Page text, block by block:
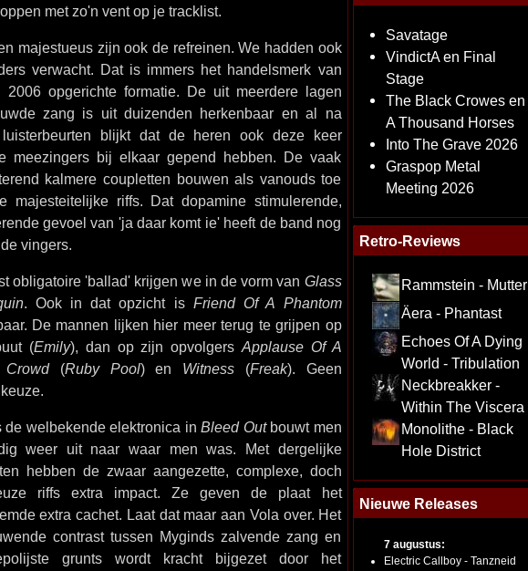
met zo'n vent op je tracklist.
majestueus zijn ook de refreinen. We hadden ook
verwacht. Dat is immers het handelsmerk van
2006 opgerichte formatie. De uit meerdere lagen
zang is uit duizenden herkenbaar en al na
blijkt dat de heren ook deze keer
meezingers bij elkaar gepend hebben. De vaak
kalmere coupletten bouwen als vanouds toe
majesteitelijke riffs. Dat dopamine stimulerende,
gevoel van 'ja daar komt ie' heeft de band nog
vingers.
obligatoire 'ballad' krijgen we in de vorm van Glass
. Ook in dat opzicht is Friend Of A Phantom
De mannen lijken hier meer terug te grijpen op
(Emily), dan op zijn opvolgers Applause Of A
Crowd(Ruby Pool) en Witness (Freak). Geen
de welbekende elektronica in Bleed Outbouwt men
weer uit naar waar men was. Met dergelijke
hebben de zwaar aangezette, complexe, doch
riffs extra impact. Ze geven de plaat het
extra cachet. Laat dat maar aan Vola over. Het
contrast tussen Myginds zalvende zang en
grunts wordt kracht bijgezet door het
Savatage
VindictA en Final
Stage
The Black Crowes en
A Thousand Horses
Into The Grave 2026
Graspop Metal
Meeting 2026
Retro-Reviews
Rammstein - Mutter
Äera - Phantast
Echoes Of A Dying
World - Tribulation
Neckbreakker -
Within The Viscera
Monolithe - Black
Hole District
Nieuwe Releases
7 augustus:
Electric Callboy - Tanzneid